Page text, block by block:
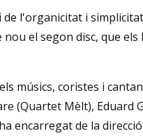
l'organicitat i
el segon disc, que
músics, coristes i
(Quartet Mèlt), Eduard
encarregat de la direcció